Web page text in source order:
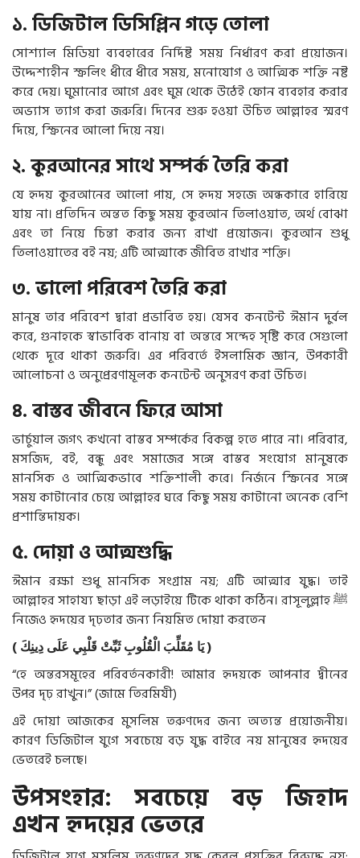
১. ডিজিটাল ডিসিপ্লিন গড়ে তোলা
সোশ্যাল মিডিয়া ব্যবহারের নির্দিষ্ট সময় নির্ধারণ করা প্রয়োজন।
উদ্দেশ্যহীন স্ক্রলিং ধীরে ধীরে সময়, মনোযোগ ও আত্মিক শক্তি নষ্ট
করে দেয়। ঘুমানোর আগে এবং ঘুম থেকে উঠেই ফোন ব্যবহার করার
অভ্যাস ত্যাগ করা জরুরি। দিনের শুরু হওয়া উচিত আল্লাহর স্মরণ
দিয়ে, স্ক্রিনের আলো দিয়ে নয়।
২. কুরআনের সাথে সম্পর্ক তৈরি করা
যে হৃদয় কুরআনের আলো পায়, সে হৃদয় সহজে অন্ধকারে হারিয়ে
যায় না। প্রতিদিন অন্তত কিছু সময় কুরআন তিলাওয়াত, অর্থ বোঝা
এবং তা নিয়ে চিন্তা করার জন্য রাখা প্রয়োজন। কুরআন শুধু
তিলাওয়াতের বই নয়; এটি আত্মাকে জীবিত রাখার শক্তি।
৩. ভালো পরিবেশ তৈরি করা
মানুষ তার পরিবেশ দ্বারা প্রভাবিত হয়। যেসব কনটেন্ট ঈমান দুর্বল
করে, গুনাহকে স্বাভাবিক বানায় বা অন্তরে সন্দেহ সৃষ্টি করে সেগুলো
থেকে দূরে থাকা জরুরি। এর পরিবর্তে ইসলামিক জ্ঞান, উপকারী
আলোচনা ও অনুপ্রেরণামূলক কনটেন্ট অনুসরণ করা উচিত।
৪. বাস্তব জীবনে ফিরে আসা
ভার্চুয়াল জগৎ কখনো বাস্তব সম্পর্কের বিকল্প হতে পারে না। পরিবার,
মসজিদ, বই, বন্ধু এবং সমাজের সঙ্গে বাস্তব সংযোগ মানুষকে
মানসিক ও আত্মিকভাবে শক্তিশালী করে। নির্জনে স্ক্রিনের সঙ্গে
সময় কাটানোর চেয়ে আল্লাহর ঘরে কিছু সময় কাটানো অনেক বেশি
প্রশান্তিদায়ক।
৫. দোয়া ও আত্মশুদ্ধি
ঈমান রক্ষা শুধু মানসিক সংগ্রাম নয়; এটি আত্মার যুদ্ধ। তাই
আল্লাহর সাহায্য ছাড়া এই লড়াইয়ে টিকে থাকা কঠিন। রাসূলুল্লাহﷺ
নিজেও হৃদয়ের দৃঢ়তার জন্য নিয়মিত দোয়া করতেন
(
يَا مُقَلِّبَالْقُلُوبِثَبِّتْقَلْبِي عَلَىدِينِكَ
)
“হে অন্তরসমূহের পরিবর্তনকারী! আমার হৃদয়কে আপনার দ্বীনের
উপর দৃঢ় রাখুন।” (জামে তিরমিযী)
এই দোয়া আজকের মুসলিম তরুণদের জন্য অত্যন্ত প্রয়োজনীয়।
কারণ ডিজিটাল যুগে সবচেয়ে বড় যুদ্ধ বাইরে নয় মানুষের হৃদয়ের
ভেতরেই চলছে।
উপসংহার: সবচেয়ে বড় জিহাদ
এখন হৃদয়ের ভেতরে